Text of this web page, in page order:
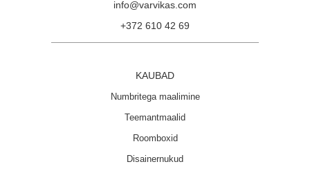
info@varvikas.com
+372 610 42 69
Disainernukud
Roomboxid
Teemantmaalid
Numbritega maalimine
KAUBAD